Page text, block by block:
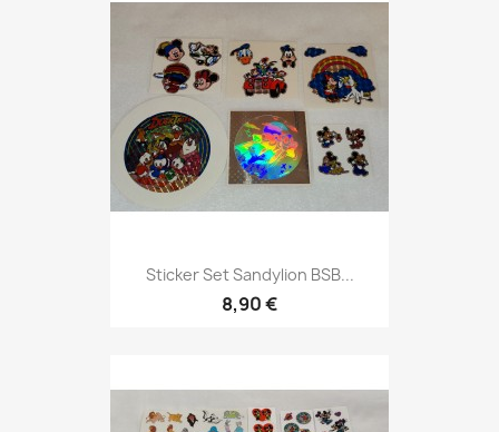
Sticker Set Sandylion BSB...
8,90 €